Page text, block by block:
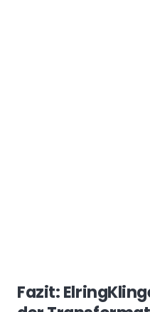
Fazit: